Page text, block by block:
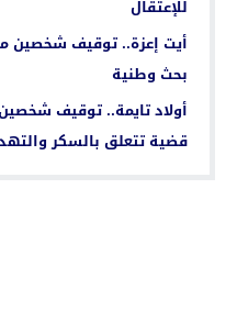
للإعتقال
أيت إعزة.. توقيف شخصين
بحث وطنية
أولاد تايمة.. توقيف
قضية تتعلق بالسكر